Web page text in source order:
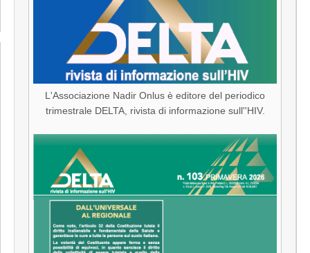
L'Associazione Nadir Onlus è editore del periodico
trimestrale DELTA, rivista di informazione sull''HIV.